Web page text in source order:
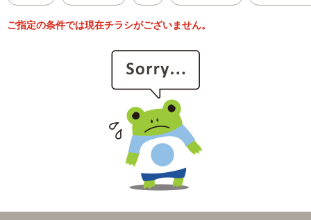
ご指定の条件では現在チラシがございません。